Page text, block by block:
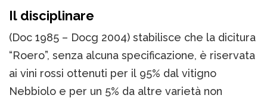
Il disciplinare
(Doc 1985 – Docg 2004) stabilisce che la dicitura
“Roero”, senza alcuna specificazione, è riservata
ai vini rossi ottenuti per il 95% dal vitigno
Nebbiolo e per un 5% da altre varietà non